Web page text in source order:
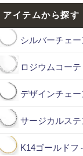
アイテムから探す
シルバーチェー
ロジウムコー
デザインチェ
サージカルス
K14ゴールドフ